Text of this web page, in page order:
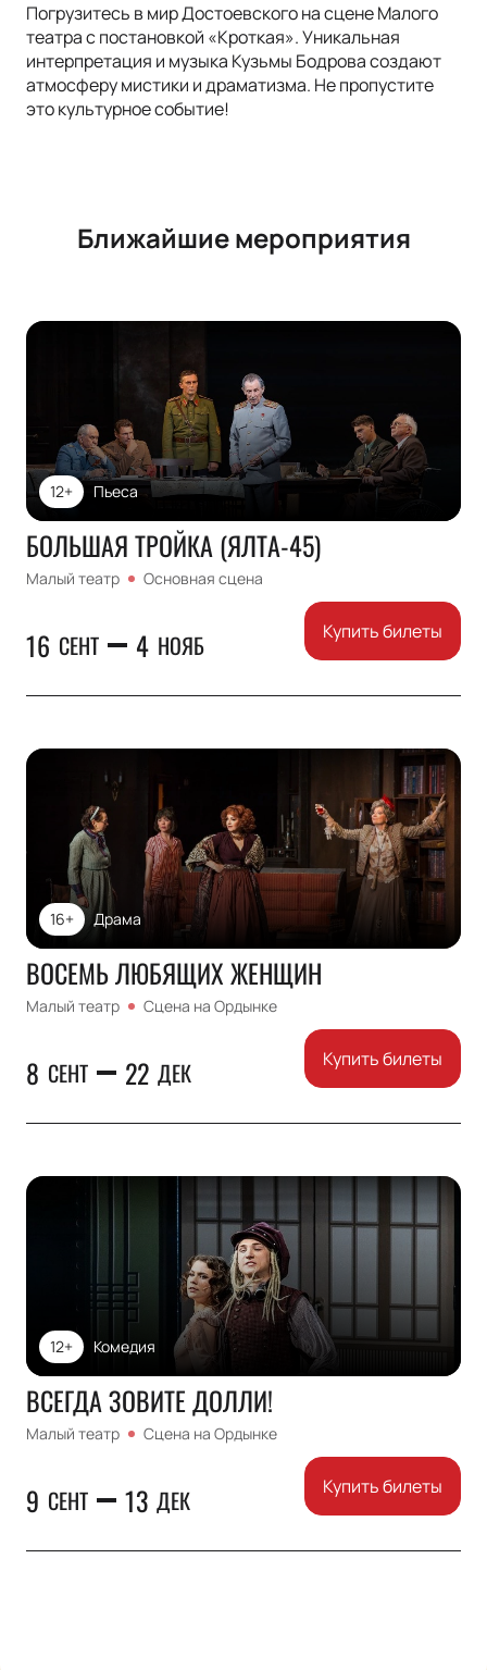
Погрузитесь в мир Достоевского на сцене Малого
театра с постановкой «Кроткая». Уникальная
интерпретация и музыка Кузьмы Бодрова создают
атмосферу мистики и драматизма. Не пропустите
это культурное событие!
Ближайшие мероприятия
Пьеса
12+
БОЛЬШАЯ ТРОЙКА (ЯЛТА-45)
Малый театр Основная сцена
16 СЕНТ 4 НОЯБ Купить билеты
Драма
16+
ВОСЕМЬ ЛЮБЯЩИХ ЖЕНЩИН
Малый театр Сцена на Ордынке
8 СЕНТ 22 ДЕК Купить билеты
Комедия
12+
ВСЕГДА ЗОВИТЕ ДОЛЛИ!
Малый театр Сцена на Ордынке
9 СЕНТ 13 ДЕК Купить билеты